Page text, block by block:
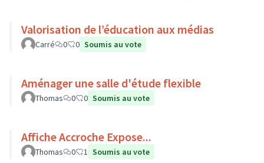
Valorisation de l’éducation aux médias
Carré 0 0 Soumis au vote
Aménager une salle d'étude flexible
Thomas 0 0 Soumis au vote
Affiche Accroche Expose...
Thomas 0 1 Soumis au vote